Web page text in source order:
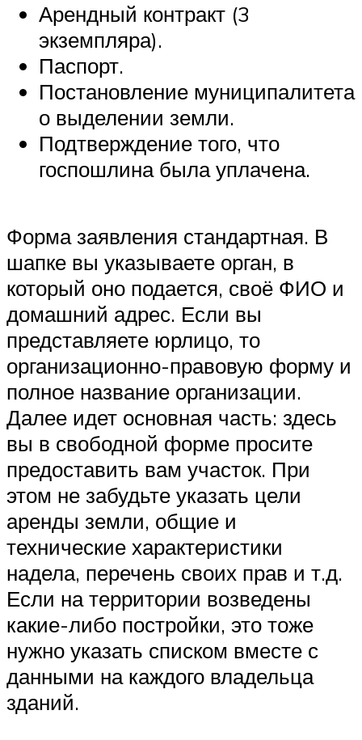
Арендный контракт (3
экземпляра).
Паспорт.
Постановление муниципалитета
о выделении земли.
Подтверждение того, что
госпошлина была уплачена.
Форма заявления стандартная. В
шапке вы указываете орган, в
который оно подается, своё ФИО и
домашний адрес. Если вы
представляете юрлицо, то
организационно-правовую форму и
полное название организации.
Далее идет основная часть: здесь
вы в свободной форме просите
предоставить вам участок. При
этом не забудьте указать цели
аренды земли, общие и
технические характеристики
надела, перечень своих прав и т.д.
Если на территории возведены
какие-либо постройки, это тоже
нужно указать списком вместе с
данными на каждого владельца
зданий.